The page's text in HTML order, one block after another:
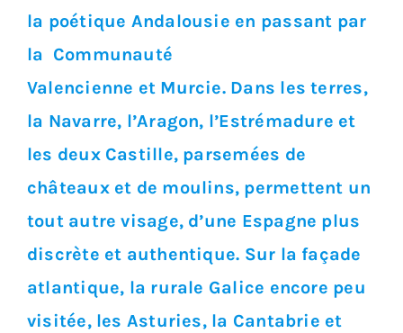
la poétique Andalousie en passant par
la Communauté
Valencienne et Murcie. Dans les terres,
la Navarre, l’Aragon, l’Estrémadure et
les deux Castille, parsemées de
châteaux et de moulins, permettent un
tout autre visage, d’une Espagne plus
discrète et authentique. Sur la façade
atlantique, la rurale Galice encore peu
visitée, les Asturies, la Cantabrie et